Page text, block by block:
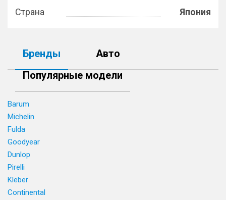
Страна
Япония
Бренды
Авто
Популярные модели
Barum
Michelin
Fulda
Goodyear
Dunlop
Pirelli
Kleber
Continental